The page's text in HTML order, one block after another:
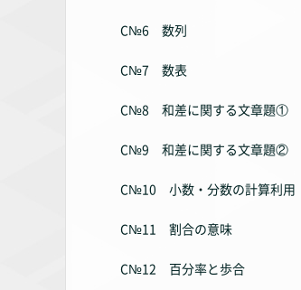
C№6 数列
C№7 数表
C№8 和差に関する文章題①
C№9 和差に関する文章題②
C№10 小数・分数の計算利用
C№11 割合の意味
C№12 百分率と歩合